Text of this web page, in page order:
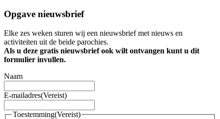
Opgave nieuwsbrief
Elke zes weken sturen wij een nieuwsbrief met nieuws en
activiteiten uit de beide parochies.
Als u deze gratis nieuwsbrief ook wilt ontvangen kunt u dit
formulier invullen.
Naam
E-mailadres(Vereist)
Toestemming(Vereist)